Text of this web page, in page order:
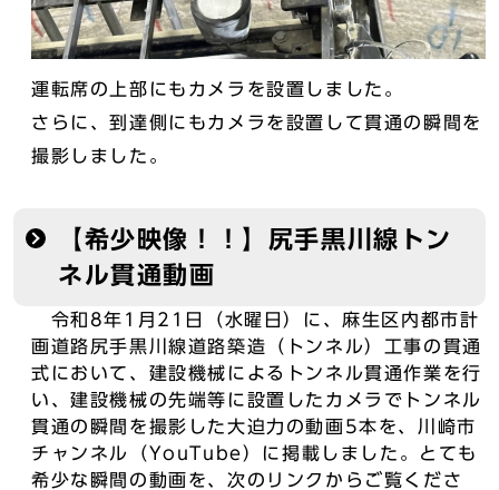
運転席の上部にもカメラを設置しました。
さらに、到達側にもカメラを設置して貫通の瞬間を
撮影しました。
【希少映像！！】尻手黒川線トン
ネル貫通動画
令和8年1月21日（水曜日）に、麻生区内都市計
画道路尻手黒川線道路築造（トンネル）工事の貫通
式において、建設機械によるトンネル貫通作業を行
い、建設機械の先端等に設置したカメラでトンネル
貫通の瞬間を撮影した大迫力の動画5本を、川崎市
チャンネル（YouTube）に掲載しました。とても
希少な瞬間の動画を、次のリンクからご覧くださ